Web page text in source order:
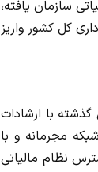
سازمان یافته،
داری کل کشور واریز
با ارشادات
مجرمانه و با
ریال تراکنش را از دسترس نظام مالیاتی